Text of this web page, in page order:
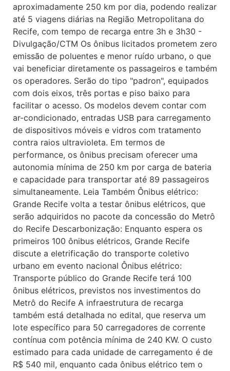
aproximadamente 250 km por dia, podendo realizar
até 5 viagens diárias na Região Metropolitana do
Recife, com tempo de recarga entre 3h e 3h30 -
Divulgação/CTM Os ônibus licitados prometem zero
emissão de poluentes e menor ruído urbano, o que
vai beneficiar diretamente os passageiros e também
os operadores. Serão do tipo "padron", equipados
com dois eixos, três portas e piso baixo para
facilitar o acesso. Os modelos devem contar com
ar-condicionado, entradas USB para carregamento
de dispositivos móveis e vidros com tratamento
contra raios ultravioleta. Em termos de
performance, os ônibus precisam oferecer uma
autonomia mínima de 250 km por carga de bateria
e capacidade para transportar até 89 passageiros
simultaneamente. Leia Também Ônibus elétrico:
Grande Recife volta a testar ônibus elétricos, que
serão adquiridos no pacote da concessão do Metrô
do Recife Descarbonização: Enquanto espera os
primeiros 100 ônibus elétricos, Grande Recife
discute a eletrificação do transporte coletivo
urbano em evento nacional Ônibus elétrico:
Transporte público do Grande Recife terá 100
ônibus elétricos, previstos nos investimentos do
Metrô do Recife A infraestrutura de recarga
também está detalhada no edital, que reserva um
lote específico para 50 carregadores de corrente
contínua com potência mínima de 240 KW. O custo
estimado para cada unidade de carregamento é de
R$ 540 mil, enquanto cada ônibus elétrico tem o